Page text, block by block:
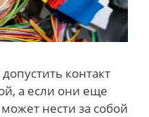
контакт
а если они еще
нести за собой